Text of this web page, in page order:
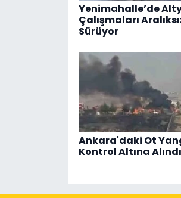
Yenimahalle’de
Çalışmaları
Sürüyor
Ankara'daki Ot
Kontrol Altına Alındı